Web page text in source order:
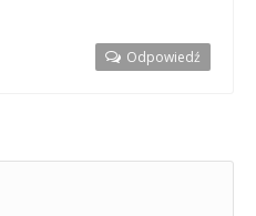
Odpowiedź